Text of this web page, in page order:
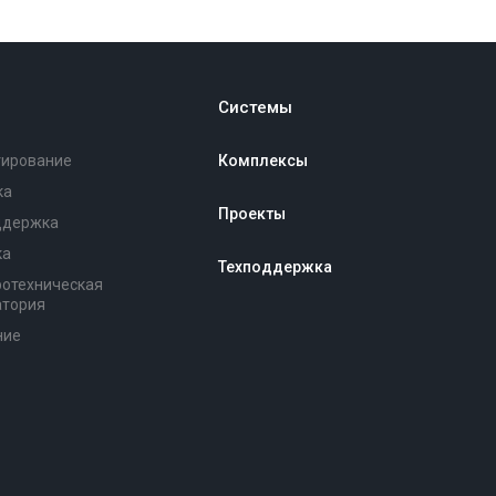
Системы
Комплексы
Проекты
Техподдержка